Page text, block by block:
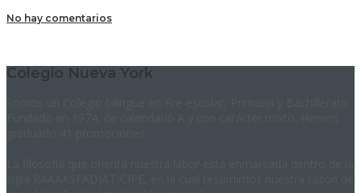
No hay comentarios
Colegio Nueva York